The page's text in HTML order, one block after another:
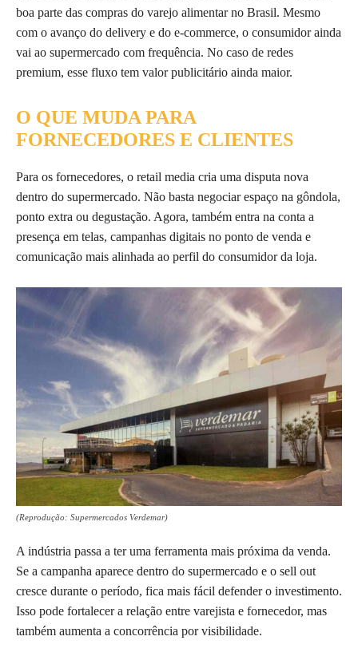
boa parte das compras do varejo alimentar no Brasil. Mesmo
com o avanço do delivery e do e-commerce, o consumidor ainda
vai ao supermercado com frequência. No caso de redes
premium, esse fluxo tem valor publicitário ainda maior.
O QUE MUDA PARA
FORNECEDORES E CLIENTES
Para os fornecedores, o retail media cria uma disputa nova
dentro do supermercado. Não basta negociar espaço na gôndola,
ponto extra ou degustação. Agora, também entra na conta a
presença em telas, campanhas digitais no ponto de venda e
comunicação mais alinhada ao perfil do consumidor da loja.
(Reprodução: Supermercados Verdemar)
A indústria passa a ter uma ferramenta mais próxima da venda.
Se a campanha aparece dentro do supermercado e o sell out
cresce durante o período, fica mais fácil defender o investimento.
Isso pode fortalecer a relação entre varejista e fornecedor, mas
também aumenta a concorrência por visibilidade.